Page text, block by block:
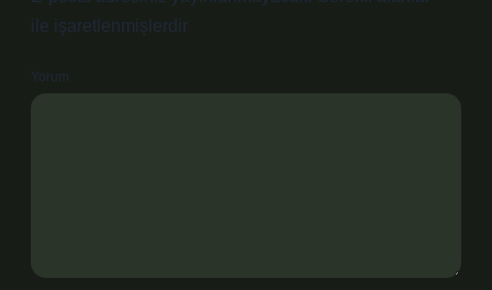
ile işaretlenmişlerdir
Yorum